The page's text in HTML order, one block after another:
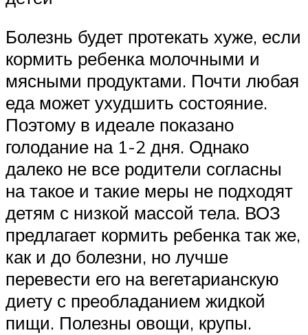
Болезнь будет протекать хуже, если
кормить ребенка молочными и
мясными продуктами. Почти любая
еда может ухудшить состояние.
Поэтому в идеале показано
голодание на 1-2 дня. Однако
далеко не все родители согласны
на такое и такие меры не подходят
детям с низкой массой тела. ВОЗ
предлагает кормить ребенка так же,
как и до болезни, но лучше
перевести его на вегетарианскую
диету с преобладанием жидкой
пищи. Полезны овощи, крупы.